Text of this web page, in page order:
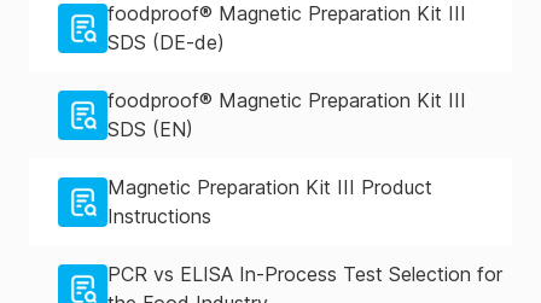
foodproof® Magnetic Preparation Kit III
SDS (DE-de)
foodproof® Magnetic Preparation Kit III
SDS (EN)
Magnetic Preparation Kit III Product
Instructions
PCR vs ELISA In-Process Test Selection for